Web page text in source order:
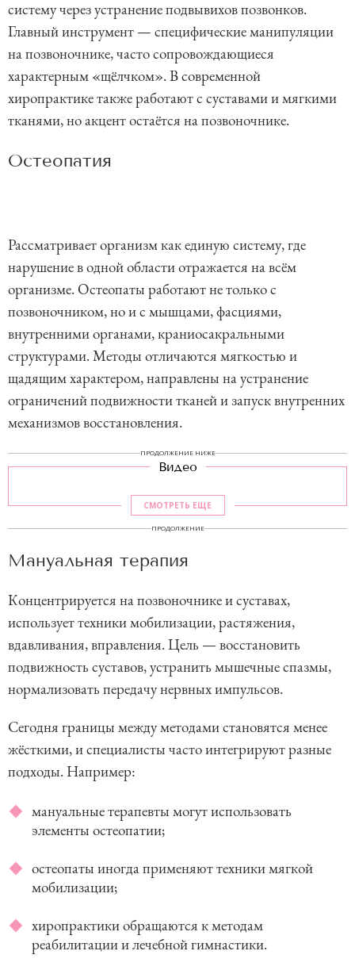
систему через устранение подвывихов позвонков.
Главный инструмент — специфические манипуляции
на позвоночнике, часто сопровождающиеся
характерным «щёлчком». В современной
хиропрактике также работают с суставами и мягкими
тканями, но акцент остаётся на позвоночнике.
Остеопатия
Рассматривает организм как единую систему, где
нарушение в одной области отражается на всём
организме. Остеопаты работают не только с
позвоночником, но и с мышцами, фасциями,
внутренними органами, краниосакральными
структурами. Методы отличаются мягкостью и
щадящим характером, направлены на устранение
ограничений подвижности тканей и запуск внутренних
механизмов восстановления.
ПРОДОЛЖЕНИЕ НИЖЕ
Видео
СМОТРЕТЬ ЕЩЕ
ПРОДОЛЖЕНИЕ
Мануальная терапия
Концентрируется на позвоночнике и суставах,
использует техники мобилизации, растяжения,
вдавливания, вправления. Цель — восстановить
подвижность суставов, устранить мышечные спазмы,
нормализовать передачу нервных импульсов.
Сегодня границы между методами становятся менее
жёсткими, и специалисты часто интегрируют разные
подходы. Например:
мануальные терапевты могут использовать
элементы остеопатии;
остеопаты иногда применяют техники мягкой
мобилизации;
хиропрактики обращаются к методам
реабилитации и лечебной гимнастики.